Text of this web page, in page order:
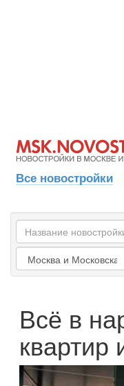
Все новостройки
Всё в
квартир